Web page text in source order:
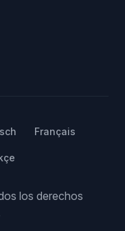
Français
los derechos